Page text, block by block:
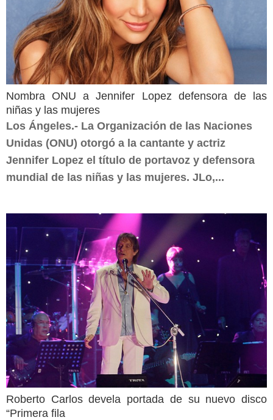
Nombra ONU a Jennifer Lopez defensora de las
niñas y las mujeres
Los Ángeles.- La Organización de las Naciones
Unidas (ONU) otorgó a la cantante y actriz
Jennifer Lopez el título de portavoz y defensora
mundial de las niñas y las mujeres. JLo,...
Roberto Carlos devela portada de su nuevo disco
“Primera fila